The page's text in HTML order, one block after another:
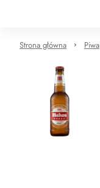
Strona główna Piwa